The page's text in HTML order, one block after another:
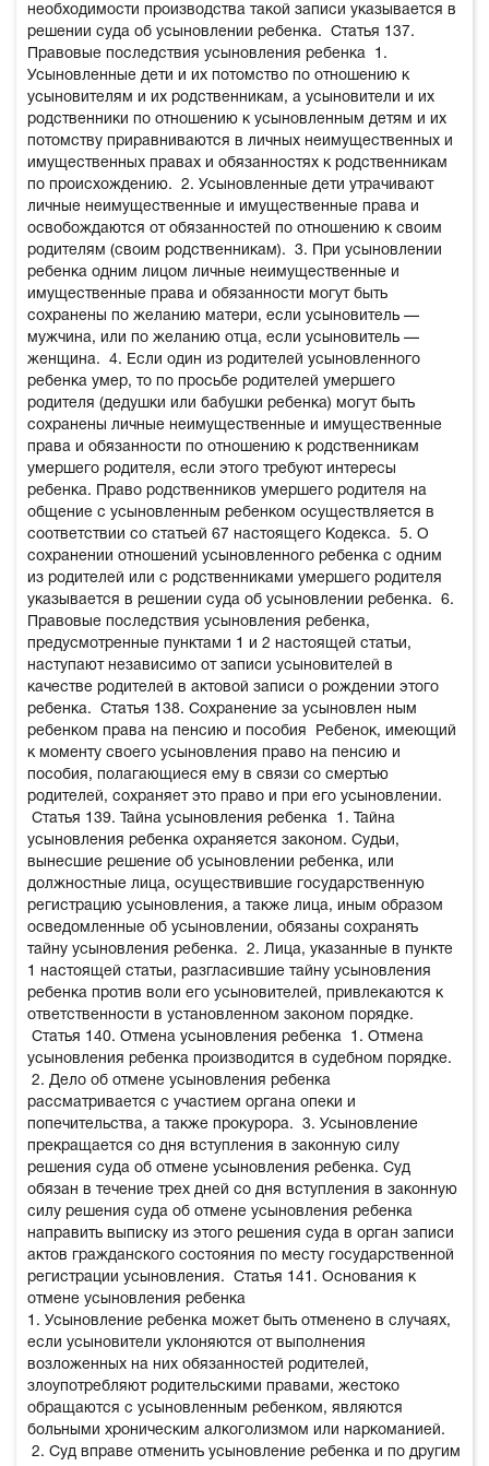
необходимости производства такой записи указывается в
решении суда об усыновлении ребенка.
Статья 137.
Правовые последствия усыновления ребенка
1.
Усыновленные дети и их потомство по отношению к
усыновителям и их родственникам, а усыновители и их
родственники по отношению к усыновленным детям и их
потомству приравниваются в личных неимущественных и
имущественных правах и обязанностях к родственникам
по происхождению.
2. Усыновленные дети утрачивают
личные неимущественные и имущественные права и
освобождаются от обязанностей по отношению к своим
родителям (своим родственникам).
3. При усыновлении
ребенка одним лицом личные неимущественные и
имущественные права и обязанности могут быть
сохранены по желанию матери, если усыновитель —
мужчина, или по желанию отца, если усыновитель —
женщина.
4. Если один из родителей усыновленного
ребенка умер, то по просьбе родителей умершего
родителя (дедушки или бабушки ребенка) могут быть
сохранены личные неимущественные и имущественные
права и обязанности по отношению к родственникам
умершего родителя, если этого требуют интересы
ребенка. Право родственников умершего родителя на
общение с усыновленным ребенком осуществляется в
соответствии со статьей 67 настоящего Кодекса.
5. О
сохранении отношений усыновленного ребенка с одним
из родителей или с родственниками умершего родителя
указывается в решении суда об усыновлении ребенка.
6.
Правовые последствия усыновления ребенка,
предусмотренные пунктами 1 и 2 настоящей статьи,
наступают независимо от записи усыновителей в
качестве родителей в актовой записи о рождении этого
ребенка.
Статья 138. Сохранение за усыновлен ным
ребенком права на пенсию и пособия
Ребенок, имеющий
к моменту своего усыновления право на пенсию и
пособия, полагающиеся ему в связи со смертью
родителей, сохраняет это право и при его усыновлении.
Статья 139. Тайна усыновления ребенка
1. Тайна
усыновления ребенка охраняется законом. Судьи,
вынесшие решение об усыновлении ребенка, или
должностные лица, осуществившие государственную
регистрацию усыновления, а также лица, иным образом
осведомленные об усыновлении, обязаны сохранять
тайну усыновления ребенка.
2. Лица, указанные в пункте
1 настоящей статьи, разгласившие тайну усыновления
ребенка против воли его усыновителей, привлекаются к
ответственности в установленном законом порядке.
Статья 140. Отмена усыновления ребенка
1. Отмена
усыновления ребенка производится в судебном порядке.
2. Дело об отмене усыновления ребенка
рассматривается с участием органа опеки и
попечительства, а также прокурора.
3. Усыновление
прекращается со дня вступления в законную силу
решения суда об отмене усыновления ребенка. Суд
обязан в течение трех дней со дня вступления в законную
силу решения суда об отмене усыновления ребенка
направить выписку из этого решения суда в орган записи
актов гражданского состояния по месту государственной
регистрации усыновления.
Статья 141. Основания к
отмене усыновления ребенка
1. Усыновление ребенка может быть отменено в случаях,
если усыновители уклоняются от выполнения
возложенных на них обязанностей родителей,
злоупотребляют родительскими правами, жестоко
обращаются с усыновленным ребенком, являются
больными хроническим алкоголизмом или наркоманией.
2. Суд вправе отменить усыновление ребенка и по другим